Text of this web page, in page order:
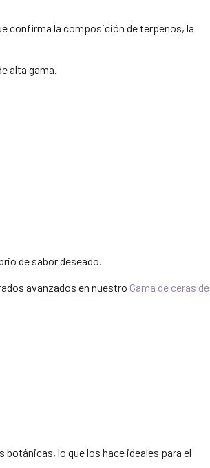
confirma la composición de terpenos, la
alta gama.
de sabor deseado.
avanzados en nuestro Gama de ceras de
botánicas, lo que los hace ideales para el